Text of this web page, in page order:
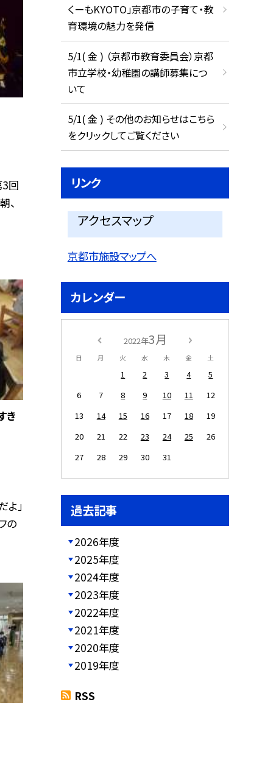
3回
、
き
よ」
の
くーもKYOTO」京都市の子育て・教
育環境の魅力を発信
5/1( 金 ) （京都市教育委員会）京都
市立学校・幼稚園の講師募集につ
いて
5/1( 金 ) その他のお知らせはこちら
をクリックしてご覧ください
リンク
アクセスマップ
京都市施設マップへ
カレンダー
2022年3月
日 月 火 水 木 金 土
1 2 3 4
5
6
7 8 9 10 11
12
13
14 15 16 17 18
19
20
21 22 23 24 25
26
27
28 29 30 31
過去記事
2026年度
2025年度
2024年度
2023年度
2022年度
2021年度
2020年度
2019年度
RSS